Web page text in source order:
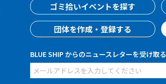
ゴミ拾いイベントを探す
団体を作成・登録する
BLUE SHIP からのニュースレターを受け取る